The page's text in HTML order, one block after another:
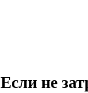
Если не